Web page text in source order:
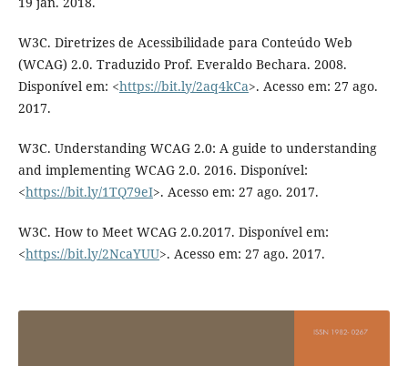
W3C. Diretrizes de Acessibilidade para Conteúdo Web
(WCAG) 2.0. Traduzido Prof. Everaldo Bechara. 2008.
Disponível em: <https://bit.ly/2aq4kCa>. Acesso em: 27 ago.
2017.
W3C. Understanding WCAG 2.0: A guide to understanding
and implementing WCAG 2.0. 2016. Disponível:
<https://bit.ly/1TQ79eI>. Acesso em: 27 ago. 2017.
W3C. How to Meet WCAG 2.0.2017. Disponível em:
<https://bit.ly/2NcaYUU>. Acesso em: 27 ago. 2017.